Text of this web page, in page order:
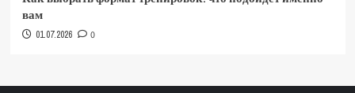
вам
01.07.2026 0